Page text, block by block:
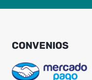
CONVENIOS